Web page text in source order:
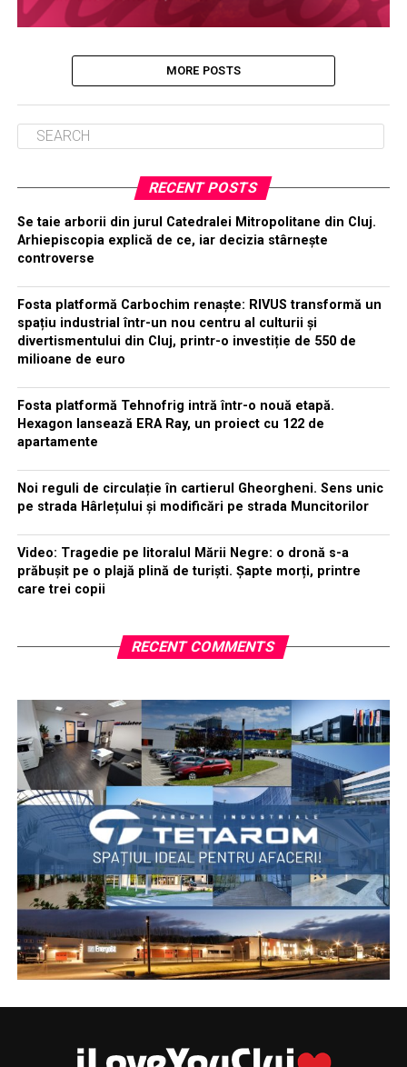
MORE POSTS
RECENT POSTS
Se taie arborii din jurul Catedralei Mitropolitane din Cluj.
Arhiepiscopia explică de ce, iar decizia stârnește
controverse
Fosta platformă Carbochim renaște: RIVUS transformă un
spațiu industrial într-un nou centru al culturii și
divertismentului din Cluj, printr-o investiție de 550 de
milioane de euro
Fosta platformă Tehnofrig intră într-o nouă etapă.
Hexagon lansează ERA Ray, un proiect cu 122 de
apartamente
Noi reguli de circulație în cartierul Gheorgheni. Sens unic
pe strada Hârlețului și modificări pe strada Muncitorilor
Video: Tragedie pe litoralul Mării Negre: o dronă s-a
prăbușit pe o plajă plină de turiști. Șapte morți, printre
care trei copii
RECENT COMMENTS